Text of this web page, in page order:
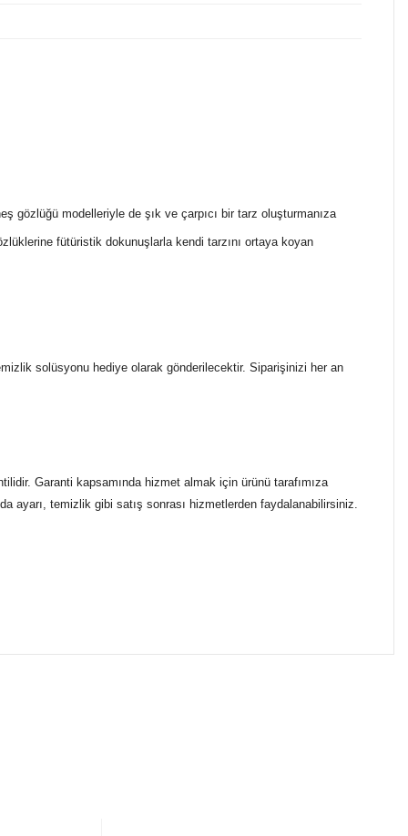
gözlüğü modelleriyle de şık ve çarpıcı bir tarz oluşturmanıza
fütüristik dokunuşlarla kendi tarzını ortaya koyan
solüsyonu hediye olarak gönderilecektir. Siparişinizi her an
Garanti kapsamında hizmet almak için ürünü tarafımıza
ayarı, temizlik gibi satış sonrası hizmetlerden faydalanabilirsiniz.